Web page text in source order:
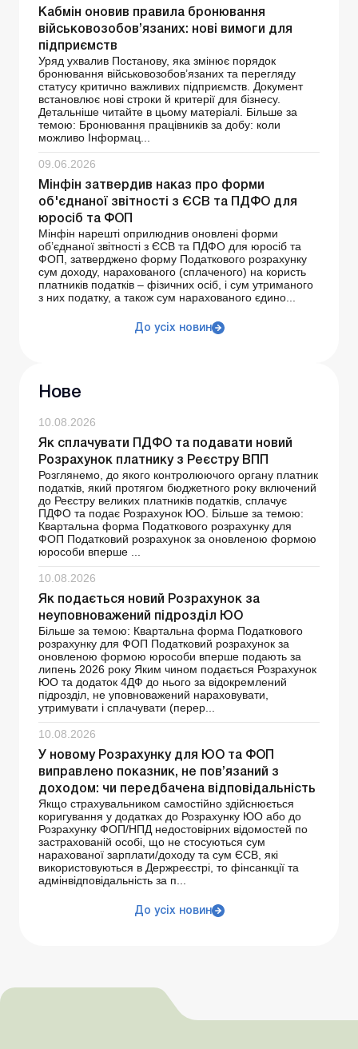
Кабмін оновив правила бронювання
військовозобов’язаних: нові вимоги для
підприємств
Уряд ухвалив Постанову, яка змінює порядок
бронювання військовозобов’язаних та перегляду
статусу критично важливих підприємств. Документ
встановлює нові строки й критерії для бізнесу.
Детальніше читайте в цьому матеріалі. Більше за
темою: Бронювання працівників за добу: коли
можливо Інформац...
09.06.2026
Мінфін затвердив наказ про форми
об'єднаної звітності з ЄСВ та ПДФО для
юросіб та ФОП
Мінфін нарешті оприлюднив оновлені форми
об’єднаної звітності з ЄСВ та ПДФО для юросіб та
ФОП, затверджено форму Податкового розрахунку
сум доходу, нарахованого (сплаченого) на користь
платників податків – фізичних осіб, і сум утриманого
з них податку, а також сум нарахованого єдино...
До усіх новин
Нове
10.08.2026
Як сплачувати ПДФО та подавати новий
Розрахунок платнику з Реєстру ВПП
Розглянемо, до якого контролюючого органу платник
податків, який протягом бюджетного року включений
до Реєстру великих платників податків, сплачує
ПДФО та подає Розрахунок ЮО. Більше за темою:
Квартальна форма Податкового розрахунку для
ФОП Податковий розрахунок за оновленою формою
юрособи вперше ...
10.08.2026
Як подається новий Розрахунок за
неуповноважений підрозділ ЮО
Більше за темою: Квартальна форма Податкового
розрахунку для ФОП Податковий розрахунок за
оновленою формою юрособи вперше подають за
липень 2026 року Яким чином подається Розрахунок
ЮО та додаток 4ДФ до нього за відокремлений
підрозділ, не уповноважений нараховувати,
утримувати і сплачувати (перер...
10.08.2026
У новому Розрахунку для ЮО та ФОП
виправлено показник, не пов’язаний з
доходом: чи передбачена відповідальність
Якщо страхувальником самостійно здійснюється
коригування у додатках до Розрахунку ЮО або до
Розрахунку ФОП/НПД недостовірних відомостей по
застрахованій особі, що не стосуються сум
нарахованої зарплати/доходу та сум ЄСВ, які
використовуються в Держреєстрі, то фінсанкції та
адмінвідповідальність за п...
До усіх новин